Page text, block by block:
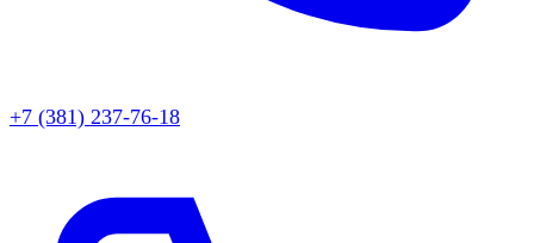
+7 (381) 237-76-18